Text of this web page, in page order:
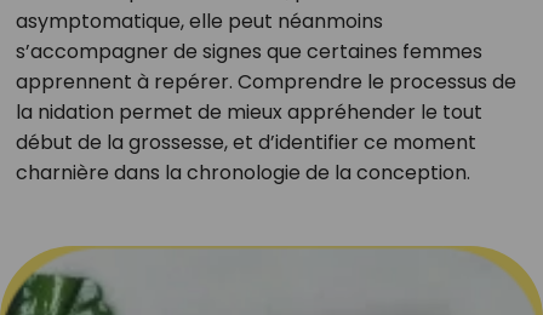
asymptomatique, elle peut néanmoins
s’accompagner de signes que certaines femmes
apprennent à repérer. Comprendre le processus de
la nidation permet de mieux appréhender le tout
début de la grossesse, et d’identifier ce moment
charnière dans la chronologie de la conception.